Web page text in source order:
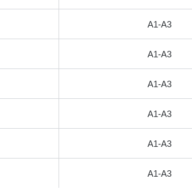
А1-А3
А1-А3
А1-А3
А1-А3
А1-А3
А1-А3